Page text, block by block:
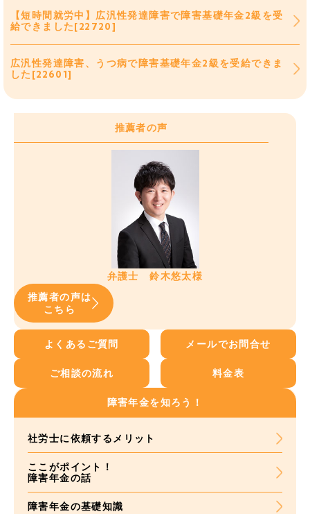
【短時間就労中】広汎性発達障害で障害基礎年金2級を受
給できました[22720]
広汎性発達障害、うつ病で障害基礎年金2級を受給できま
した[22601]
推薦者の声
弁護士 鈴木悠太様
推薦者の声は
こちら
よくあるご質問 メールでお問合せ
ご相談の流れ 料金表
障害年金を知ろう！
社労士に依頼するメリット
ここがポイント！
障害年金の話
障害年金の基礎知識